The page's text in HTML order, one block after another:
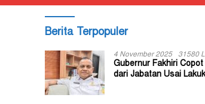
Berita Terpopuler
4 November 2025 31580
Gubernur Fakhiri
dari Jabatan Usai